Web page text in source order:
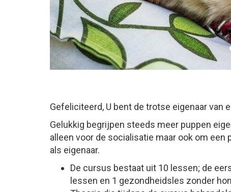
Gefeliciteerd, U bent de trotse eigenaar van
Gelukkig begrijpen steeds meer puppen
alleen voor de socialisatie maar ook om
als eigenaar.
De cursus bestaat uit 10 lessen; de
lessen en 1 gezondheidsles zonder